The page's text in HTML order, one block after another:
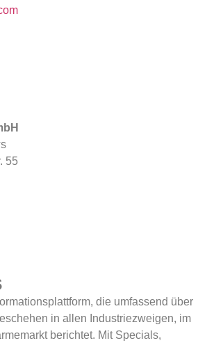
55
die umfassend über
in allen Industriezweigen, im
berichtet. Mit Specials,